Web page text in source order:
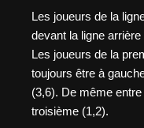
Les joueurs de la
devant la ligne
Les joueurs de la
toujours être à
(3,6). De même
troisième (1,2).